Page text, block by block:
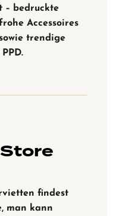
– bedruckte
Accessoires
trendige
findest
man kann